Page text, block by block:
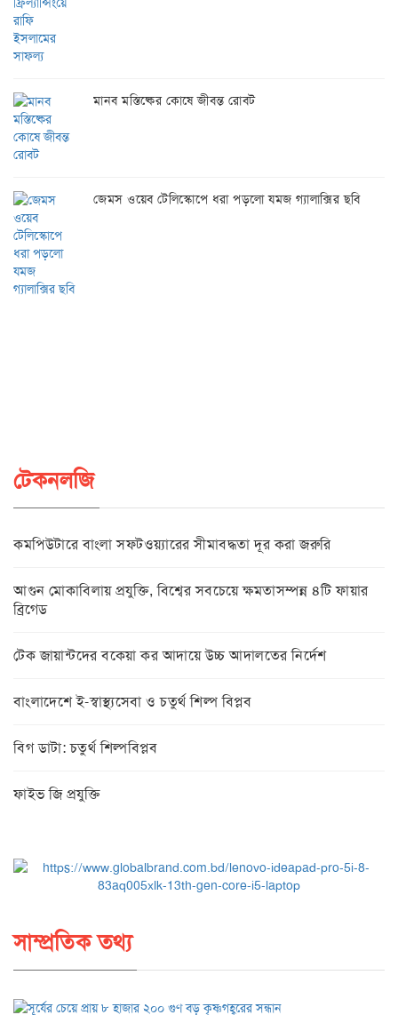
মানব মস্তিষ্কের কোষে জীবন্ত রোবট
জেমস ওয়েব টেলিস্কোপে ধরা পড়লো যমজ গ্যালাক্সির ছবি
টেকনলজি
কমপিউটারে বাংলা সফটওয়্যারের সীমাবদ্ধতা দূর করা জরুরি
আগুন মোকাবিলায় প্রযুক্তি, বিশ্বের সবচেয়ে ক্ষমতাসম্পন্ন ৪টি ফায়ার
ব্রিগেড
টেক জায়ান্টদের বকেয়া কর আদায়ে উচ্চ আদালতের নির্দেশ
বাংলাদেশে ই-স্বাস্থ্যসেবা ও চতুর্থ শিল্প বিপ্লব
বিগ ডাটা: চতুর্থ শিল্পবিপ্লব
ফাইভ জি প্রযুক্তি
সাম্প্রতিক তথ্য